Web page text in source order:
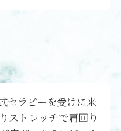
セラピーを受けに来
ストレッチで肩回り